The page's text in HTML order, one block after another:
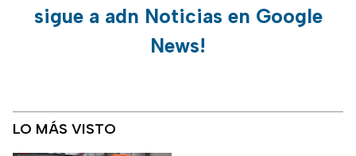
sigue a adn Noticias en Google
News!
LO MÁS VISTO